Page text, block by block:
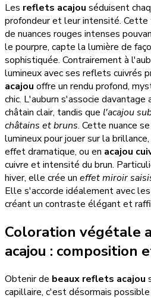
Les reflets acajou séduisent
profondeur et leur intensité.
de nuances rouges intenses
le pourpre, capte la lumière de
sophistiquée. Contrairement à
lumineux avec ses reflets cuivrés
acajou offre un rendu profond,
chic. L'auburn s'associe davantage
châtain clair, tandis que l'acajou
châtains et bruns. Cette nuance
lumineux pour jouer sur la
effet dramatique, ou en acajou
cuivre et intensité du brun.
hiver, elle crée un effet miroir
Elle s'accorde idéalement avec
créant un contraste élégant et
Coloration végétale
acajou : composition
Obtenir de beaux reflets acajou
capillaire, c'est désormais